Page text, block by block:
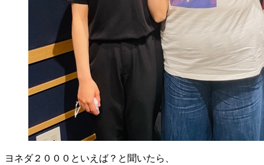
ヨネダ２０００といえば？と聞いたら、